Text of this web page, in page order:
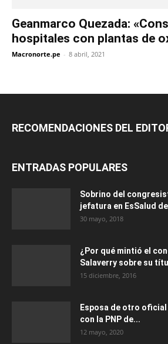
Geanmarco Quezada:
hospitales con plantas de
Macronorte.pe - 8 abril, 2021
RECOMENDACIONES DEL
ENTRADAS POPULARES
Sobrino del
jefatura en EsSalud
30 mayo, 2018
¿Por qué mintió el
Salaverry sobre su
15 diciembre, 2016
Esposa de otro
con la PNP de...
12 mayo, 2020